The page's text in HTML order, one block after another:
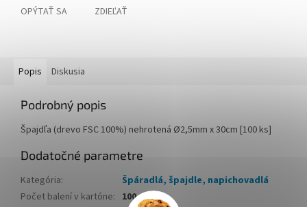
OPÝTAŤ SA ZDIEĽAŤ
Popis Diskusia
Podrobný popis
Špajdľa (drevo FSC 100%) nehrotená Ø2,5mm x 30cm [100 ks]
Dodatočné parametre
Kategória:
Špáradlá, špajdle, napichovadlá
Počet balení v kartóne: 100